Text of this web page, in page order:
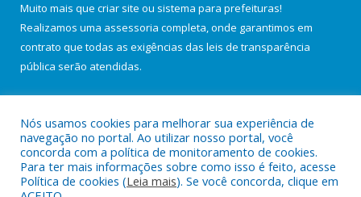
Muito mais que criar site ou sistema para prefeituras!
Realizamos uma assessoria completa, onde garantimos em
contrato que todas as exigências das leis de transparência
pública serão atendidas.
Todos os direitos reservados a Câmara Municipal de Salvaterra.
Nós usamos cookies para melhorar sua experiência de
navegação no portal. Ao utilizar nosso portal, você
concorda com a política de monitoramento de cookies.
Para ter mais informações sobre como isso é feito, acesse
Política de cookies (Leia mais). Se você concorda, clique em